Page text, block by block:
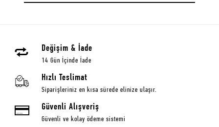
Değişim & İade
14 Gün İçinde İade
Hızlı Teslimat
Siparişleriniz en kısa sürede elinize ulaşır.
Güvenli Alışveriş
Güvenli ve kolay ödeme sistemi